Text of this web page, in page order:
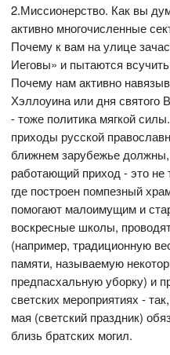
2.Миссионерство. Как вы
активно многочисленные
Почему к вам на улице
Иеговы» и пытаются
Почему нам активно
Хэллоуина или дня святого
- тоже политика мягкой
приходы русской
ближнем зарубежье
работающий приход - это не
где построен помпезный
помогают малоимущим и
воскресные школы,
(например, традиционную
памяти, называемую
предпасхальную уборку) и
светских мероприятиях -
мая (светский праздник)
близь братских могил.